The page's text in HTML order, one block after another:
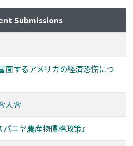
Submissions
面するアメリカの經濟恐慌につ
大會
ニヤ農産物價格政策』